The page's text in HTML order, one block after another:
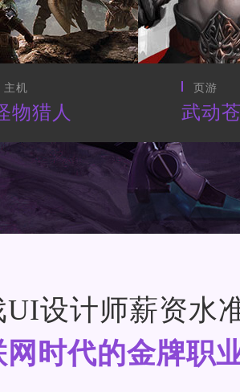
页游
动苍穹
CG动画
最终
UI设计师薪资水
网时代的金牌职